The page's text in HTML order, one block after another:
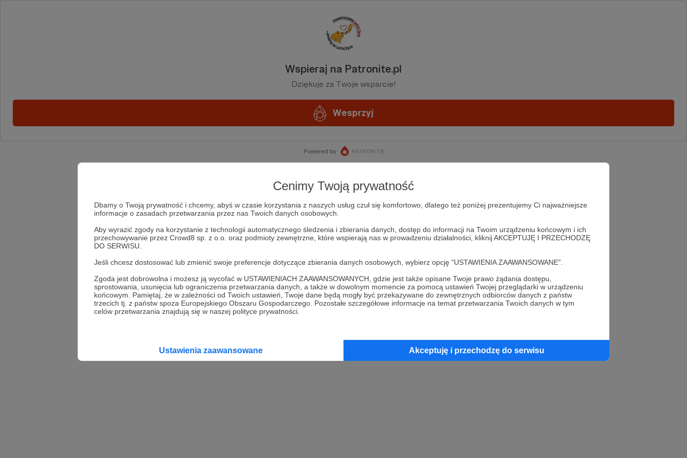
Cenimy Twoją prywatność
Dbamy o Twoją prywatność i chcemy, abyś w czasie korzystania z naszych usług czuł się komfortowo, dlatego też poniżej prezentujemy Ci najważniejsze
informacje o zasadach przetwarzania przez nas Twoich danych osobowych.
Aby wyrazić zgody na korzystanie z technologii automatycznego śledzenia i zbierania danych, dostęp do informacji na Twoim urządzeniu końcowym i ich
przechowywanie przez Crowd8 sp. z o.o. oraz podmioty zewnętrzne, które wspierają nas w prowadzeniu działalności, kliknij AKCEPTUJĘ I PRZECHODZĘ
DO SERWISU.
Jeśli chcesz dostosować lub zmienić swoje preferencje dotyczące zbierania danych osobowych, wybierz opcję "USTAWIENIA ZAAWANSOWANE".
Zgoda jest dobrowolna i możesz ją wycofać w USTAWIENIACH ZAAWANSOWANYCH, gdzie jest także opisane Twoje prawo żądania dostępu,
sprostowania, usunięcia lub ograniczenia przetwarzania danych, a także w dowolnym momencie za pomocą ustawień Twojej przeglądarki w urządzeniu
końcowym. Pamiętaj, że w zależności od Twoich ustawień, Twoje dane będą mogły być przekazywane do zewnętrznych odbiorców danych z państw
trzecich tj. z państw spoza Europejskiego Obszaru Gospodarczego. Pozostałe szczegółowe informacje na temat przetwarzania Twoich danych w tym
celów przetwarzania znajdują się w naszej polityce prywatności.
Ustawienia zaawansowane Akceptuję i przechodzę do serwisu
Wspieraj na Patronite.pl
Dziękuje za Twoje wsparcie!
Wesprzyj
Powered by